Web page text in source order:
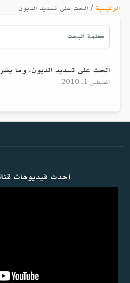
الرئيسية / الحث على تسديد الديون
الحث على تسديد الديون، وما
أغسطس 1, 2010
أحدث فيديوهات